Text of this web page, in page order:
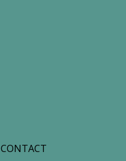
CONTACT